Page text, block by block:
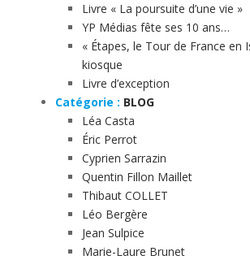
Livre « La poursuite d’une vie »
YP Médias fête ses 10 ans…
« Étapes, le Tour de France en
kiosque
Livre d’exception
Catégorie : BLOG
Léa Casta
Éric Perrot
Cyprien Sarrazin
Quentin Fillon Maillet
Thibaut COLLET
Léo Bergère
Jean Sulpice
Marie-Laure Brunet